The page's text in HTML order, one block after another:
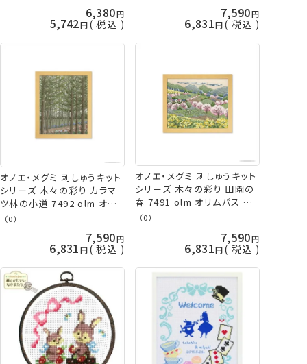
6,380
5,742 税込
7,590
6,831 税込
オノエ・メグミ 刺しゅうキット
シリーズ 木々の彩り カラマ
ツ林の小道 7492 olm オリ
ムパス 手芸の山久
（0）
7,590
6,831 税込
オノエ・メグミ 刺しゅうキット
シリーズ 木々の彩り 田園の
春 7491 olm オリムパス 手
芸の山久
（0）
7,590
6,831 税込